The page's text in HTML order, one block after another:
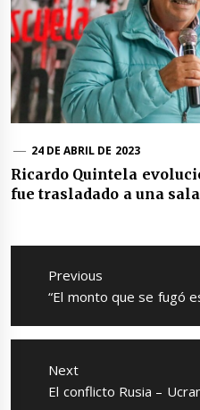
24 DE ABRIL DE 2023
Ricardo Quintela
fue trasladado a una
Navegación
entradas
Previous
Previous
“El monto que se fugó
Next
Next
El conflicto Rusia –